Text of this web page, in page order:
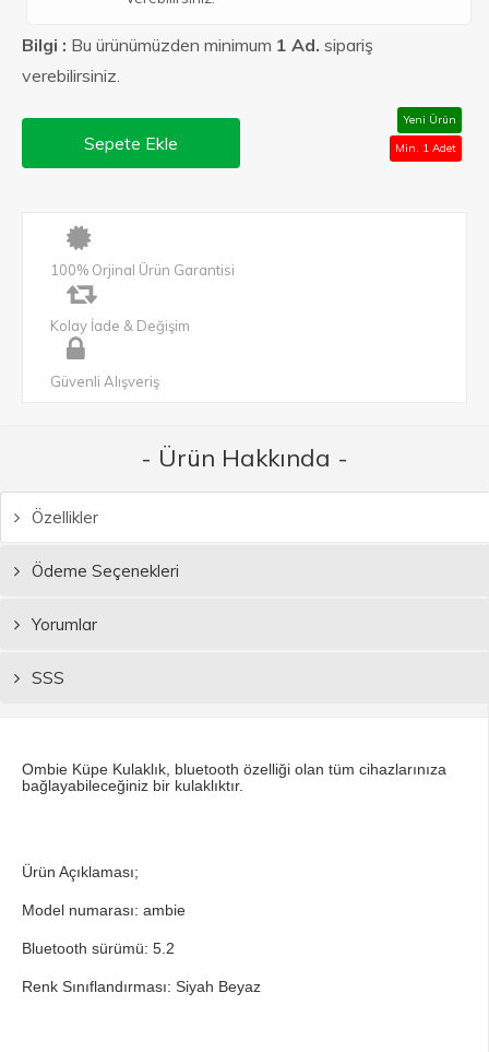
Bilgi : Bu ürünümüzden minimum 1 Ad. sipariş
verebilirsiniz.
Sepete Ekle
Yeni Ürün
Min. 1 Adet
100% Orjinal Ürün Garantisi
Kolay İade & Değişim
Güvenli Alışveriş
- Ürün Hakkında -
Özellikler
Ödeme Seçenekleri
Yorumlar
SSS
Ombie Küpe Kulaklık, bluetooth özelliği olan tüm cihazlarınıza
bağlayabileceğiniz bir kulaklıktır.
Ürün Açıklaması;
Model numarası: ambie
Bluetooth sürümü: 5.2
Renk Sınıflandırması: Siyah Beyaz